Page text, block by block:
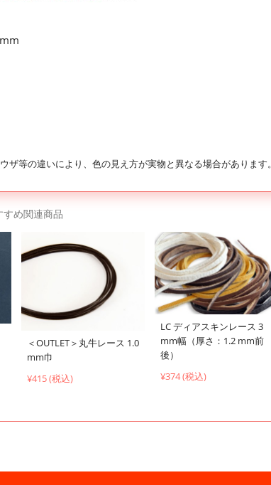
ザ等の違いにより、色の見え方が実物と異なる場合があります。
すめ関連商品
＜OUTLET＞丸牛レース 1.0
mm巾
¥415 (税込)
LC ディアスキンレース 3
mm幅（厚さ：1.2 mm前
後）
¥374 (税込)